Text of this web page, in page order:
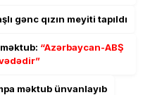
gənc qızın meyiti tapıldı
“Azərbaycan-ABŞ
məktub ünvanlayıb